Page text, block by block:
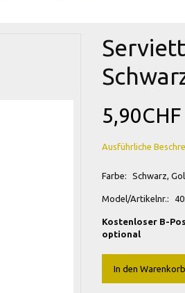
5,90CHF
Ausführliche
Farbe: Schwarz,
Model/Artikelnr.:
Kostenloser B-
optional
In den Warenkorb